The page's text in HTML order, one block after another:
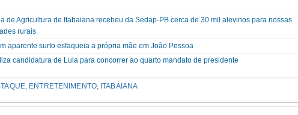
de Agricultura de Itabaiana recebeu da Sedap-PB cerca de 30 mil alevinos para nossas
rurais
aparente surto esfaqueia a própria mãe em João Pessoa
candidatura de Lula para concorrer ao quarto mandato de presidente
, ENTRETENIMENTO, ITABAIANA